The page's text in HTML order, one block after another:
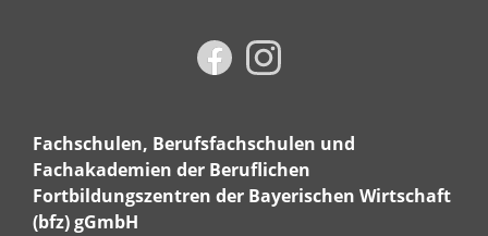
Fachschulen, Berufsfachschulen und
Fachakademien der Beruflichen
Fortbildungszentren der Bayerischen Wirtschaft
(bfz) gGmbH